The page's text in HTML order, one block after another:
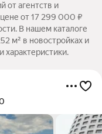
от агентств и
от 17 299 000 ₽
В нашем каталоге
м² в новостройках и